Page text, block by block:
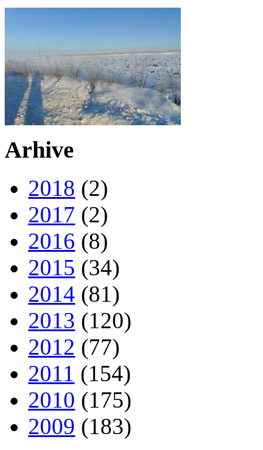
Arhive
2018 (2)
2017 (2)
2016 (8)
2015 (34)
2014 (81)
2013 (120)
2012 (77)
2011 (154)
2010 (175)
2009 (183)